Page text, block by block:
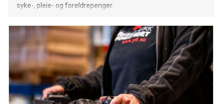
syke-, pleie- og foreldrepenger.